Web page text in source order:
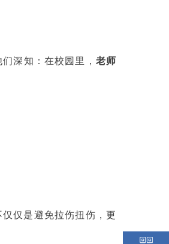
深知：在校园里， 老师
仅是避免拉伤扭伤，更